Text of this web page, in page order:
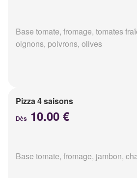
Base tomate, fromage, tomates
oignons, poivrons, olives
Pizza 4 saisons
Dès 10.00 €
Base tomate, fromage, jambon,